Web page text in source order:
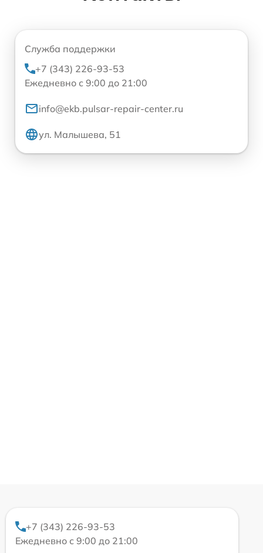
Служба поддержки
+7 (343) 226-93-53
Ежедневно с 9:00 до 21:00
info@ekb.pulsar-repair-center.ru
ул. Малышева, 51
+7 (343) 226-93-53
Ежедневно с 9:00 до 21:00